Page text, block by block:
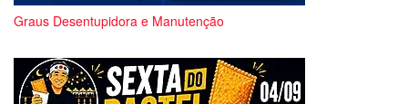
Graus Desentupidora e Manutenção